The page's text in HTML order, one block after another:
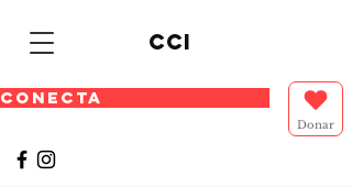
cci
CONECTA
Donar